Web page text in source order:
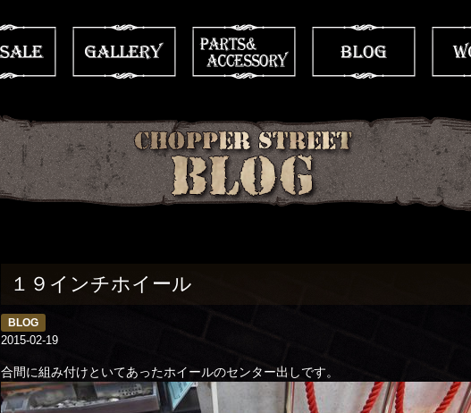
１９インチホイール
BLOG
2015-02-19
合間に組み付けといてあったホイールのセンター出しです。